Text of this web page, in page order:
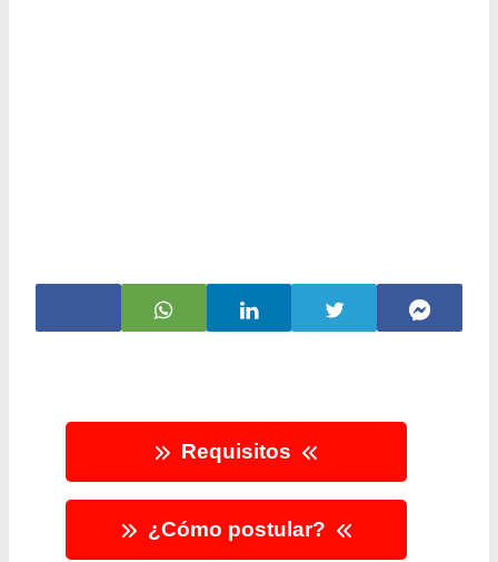
Requisitos
¿Cómo postular?